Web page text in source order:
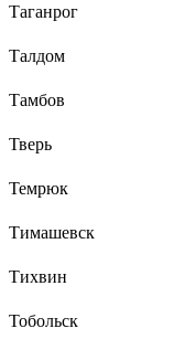
Таганрог
Талдом
Тамбов
Тверь
Темрюк
Тимашевск
Тихвин
Тобольск